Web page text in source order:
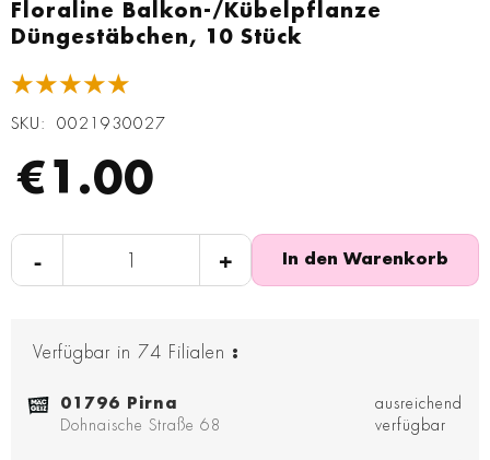
Floraline Balkon-/Kübelpflanze
Düngestäbchen, 10 Stück
★★★★★
SKU 0021930027
€1.00
- + In den Warenkorb
Verfügbar in 74 Filialen :
01796 Pirna
Dohnaische Straße 68
ausreichend
verfügbar
Anfang
der
Bildgalerie
springen